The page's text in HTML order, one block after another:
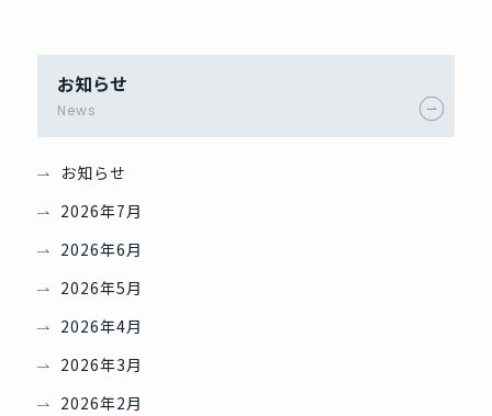
お知らせ
News
お知らせ
2026年7月
2026年6月
2026年5月
2026年4月
2026年3月
2026年2月